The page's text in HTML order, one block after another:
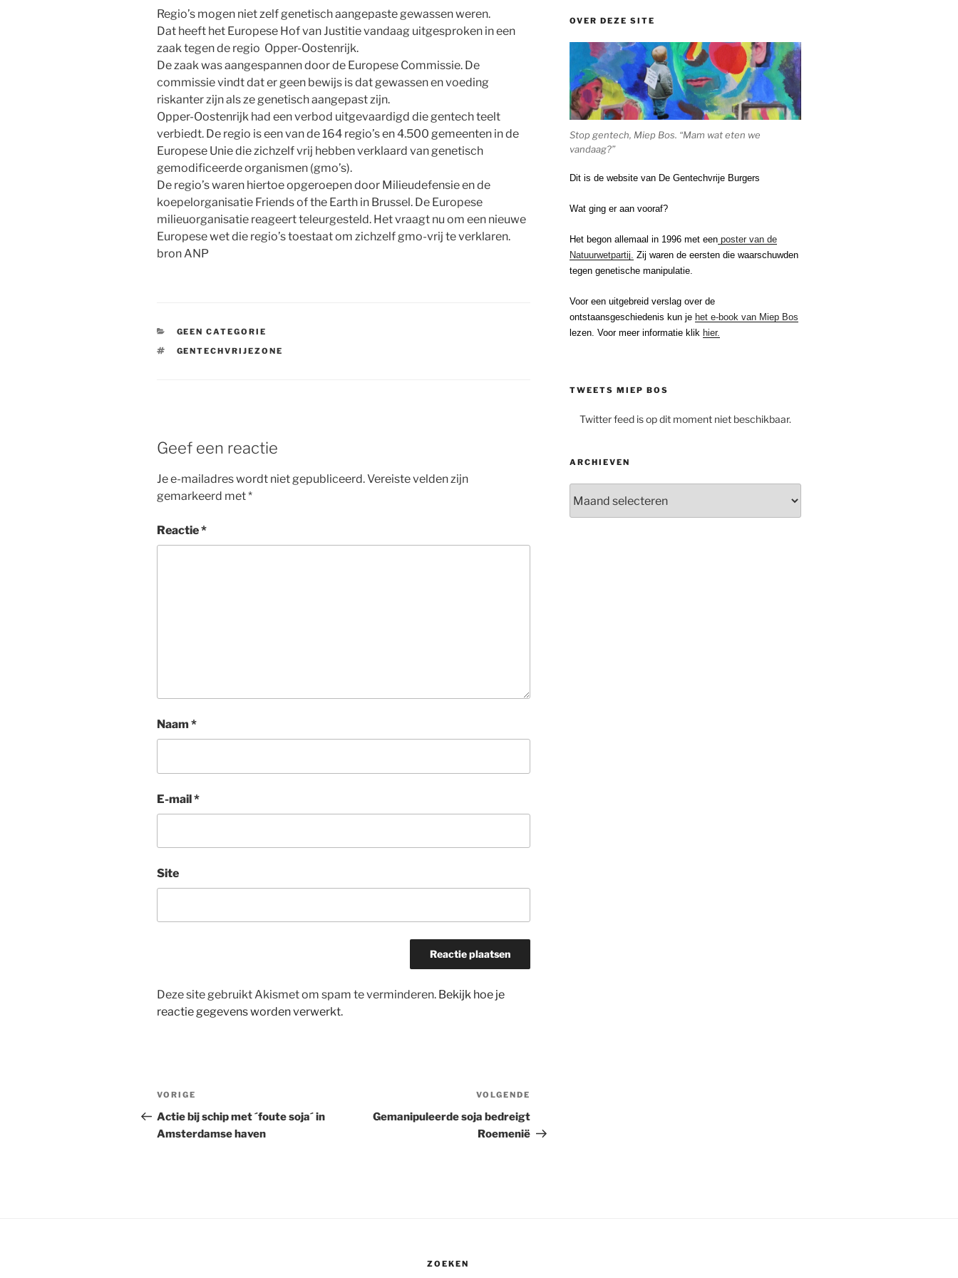
Regio’s mogen niet zelf genetisch aangepaste gewassen weren.
Dat heeft het Europese Hof van Justitie vandaag uitgesproken in een
zaak tegen de regio Opper-Oostenrijk.
De zaak was aangespannen door de Europese Commissie. De
commissie vindt dat er geen bewijs is dat gewassen en voeding
riskanter zijn als ze genetisch aangepast zijn.
Opper-Oostenrijk had een verbod uitgevaardigd die gentech teelt
verbiedt. De regio is een van de 164 regio’s en 4.500 gemeenten in de
Europese Unie die zichzelf vrij hebben verklaard van genetisch
gemodificeerde organismen (gmo’s).
De regio’s waren hiertoe opgeroepen door Milieudefensie en de
koepelorganisatie Friends of the Earth in Brussel. De Europese
milieuorganisatie reageert teleurgesteld. Het vraagt nu om een nieuwe
Europese wet die regio’s toestaat om zichzelf gmo-vrij te verklaren.
bron ANP
CATEGORIEËN
GEEN CATEGORIE
TAGS
GENTECHVRIJEZONE
Geef een reactie
Je e-mailadres wordt niet gepubliceerd.Vereiste velden zijn
gemarkeerd met*
Reactie*
Naam *
E-mail*
Site
Deze site gebruikt Akismet om spam te verminderen. Bekijk hoe je
reactie gegevens worden verwerkt.
Bericht
navigatie
Vorig
bericht
VORIGE
Actie bij schip met ´foute soja´ in
Amsterdamse haven
bericht
VOLGENDE
Gemanipuleerde soja bedreigt
Roemenië
OVER DEZE SITE
Stop gentech, Miep Bos. “Mam wat eten we
vandaag?”
Dit is de website van De Gentechvrije Burgers
Wat ging er aan vooraf?
Het begon allemaal in 1996 met eenposter van de
Natuurwetpartij. Zij waren de eersten die waarschuwden
tegen genetische manipulatie.
Voor een uitgebreid verslag over de
ontstaansgeschiedenis kun je het e-book van Miep Bos
lezen. Voor meer informatie klik hier.
TWEETS MIEP BOS
Twitter feed is op dit moment niet beschikbaar.
ARCHIEVEN
ZOEKEN